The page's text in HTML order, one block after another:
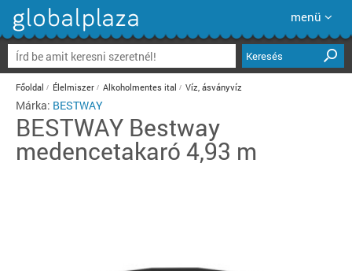
menü
Keresés
Főoldal Élelmiszer Alkoholmentes ital Víz, ásványvíz
Márka: BESTWAY
BESTWAY Bestway
medencetakaró 4,93 m